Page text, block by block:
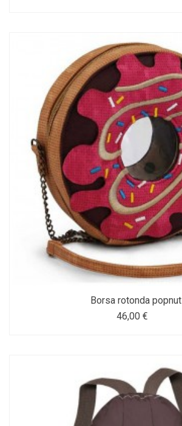
Borsa rotonda popnut
46,00 €